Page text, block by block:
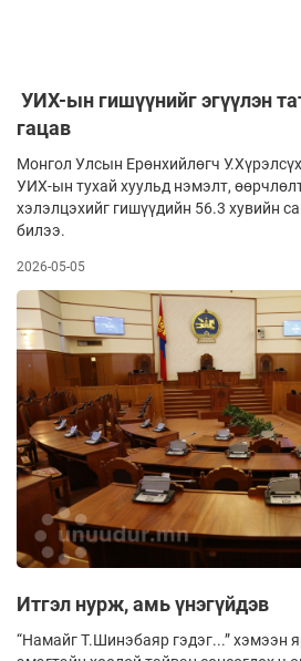
УИХ-ын гишүүнийг эгүүлэн
гацав
Монгол Улсын Ерөнхийлөгч
УИХ-ын тухай хуульд нэмэлт,
хэлэлцэхийг гишүүдийн 56.3 хувийн
билээ.
2026-05-05
Итгэл нурж, амь үнэгүйдэв
“Намайг Т.Шинэбаяр гэдэг...” хэмээн